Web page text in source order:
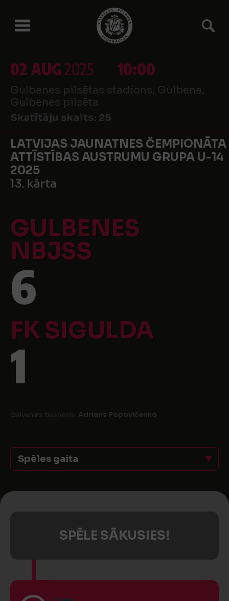
02 AUG2025 10:00
Gulbenes pilsētas stadions, Gulbene,
Gulbenes pilsēta
Skatītāju skaits: 25
LATVIJAS JAUNATNES ČEMPIONĀTA
ATTĪSTĪBAS AUSTRUMU GRUPA U-14
2025
13. kārta
GULBENES
NBJSS
6
FK SIGULDA
1
Galvenais tiesnesis: Adrians Popovičenko
Spēles gaita
SPĒLE SĀKUSIES!